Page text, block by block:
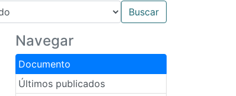
Navegar
Documento
Últimos publicados